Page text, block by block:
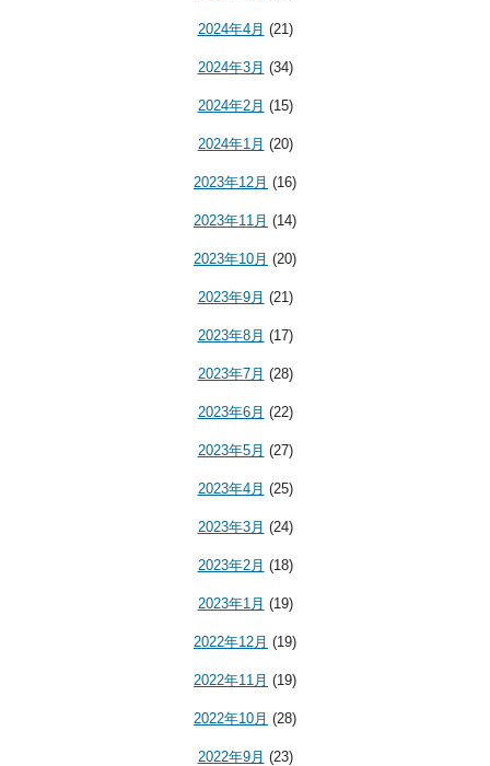
2024年4月 (21)
2024年3月 (34)
2024年2月 (15)
2024年1月 (20)
2023年12月 (16)
2023年11月 (14)
2023年10月 (20)
2023年9月 (21)
2023年8月 (17)
2023年7月 (28)
2023年6月 (22)
2023年5月 (27)
2023年4月 (25)
2023年3月 (24)
2023年2月 (18)
2023年1月 (19)
2022年12月 (19)
2022年11月 (19)
2022年10月 (28)
2022年9月 (23)